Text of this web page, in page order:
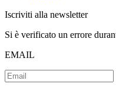
Iscriviti alla newsletter
Si è verificato un errore
EMAIL